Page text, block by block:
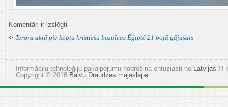
Komentāri ir izslēgti
un
Jauno
2011
gadu!!!
Terora aktā pie koptu kristiešu baznīcas Ēģiptē 21 bojā gājušais
Informāciju tehnoloģiju pakalpojumu nodrošina entuziasti no Latvijas IT
Copyright © 2018 Balvu Draudzes mājaslapa